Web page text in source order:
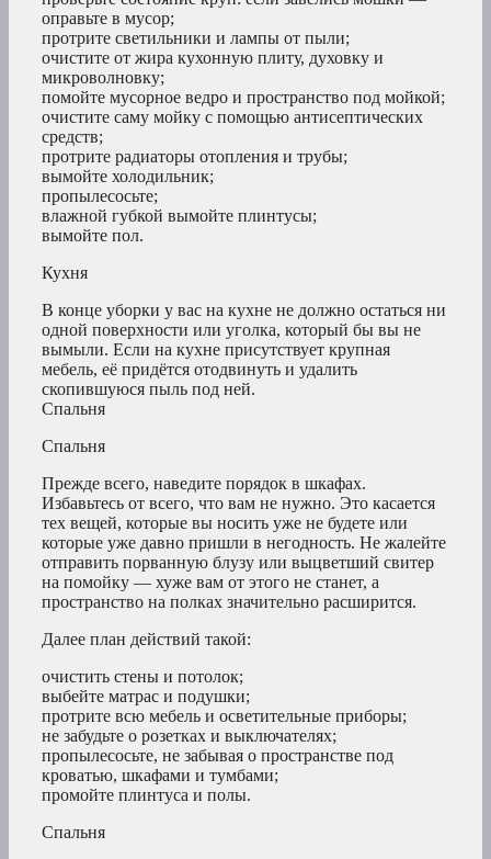
оправьте в мусор;
протрите светильники и лампы от пыли;
очистите от жира кухонную плиту, духовку и
микроволновку;
помойте мусорное ведро и пространство под мойкой;
очистите саму мойку с помощью антисептических
средств;
протрите радиаторы отопления и трубы;
вымойте холодильник;
пропылесосьте;
влажной губкой вымойте плинтусы;
вымойте пол.
Кухня
В конце уборки у вас на кухне не должно остаться ни
одной поверхности или уголка, который бы вы не
вымыли. Если на кухне присутствует крупная
мебель, её придётся отодвинуть и удалить
скопившуюся пыль под ней.
Спальня
Спальня
Прежде всего, наведите порядок в шкафах.
Избавьтесь от всего, что вам не нужно. Это касается
тех вещей, которые вы носить уже не будете или
которые уже давно пришли в негодность. Не жалейте
отправить порванную блузу или выцветший свитер
на помойку — хуже вам от этого не станет, а
пространство на полках значительно расширится.
Далее план действий такой:
очистить стены и потолок;
выбейте матрас и подушки;
протрите всю мебель и осветительные приборы;
не забудьте о розетках и выключателях;
пропылесосьте, не забывая о пространстве под
кроватью, шкафами и тумбами;
промойте плинтуса и полы.
Спальня